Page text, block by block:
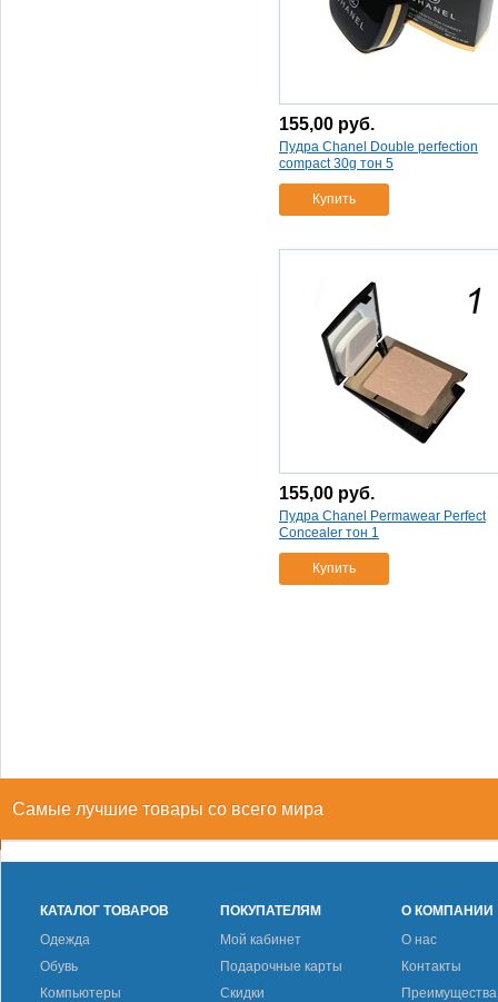
155,00 руб.
Пудра Chanel Double perfection
compact 30g тон 5
Купить
155,00 руб.
Пудра Chanel Permawear Perfect
Concealer тон 1
Купить
Самые лучшие товары со всего мира
КАТАЛОГ ТОВАРОВ
Одежда
Обувь
Компьютеры
ПОКУПАТЕЛЯМ
Мой кабинет
Подарочные карты
Скидки
О КОМПАНИИ
О нас
Контакты
Преимущества